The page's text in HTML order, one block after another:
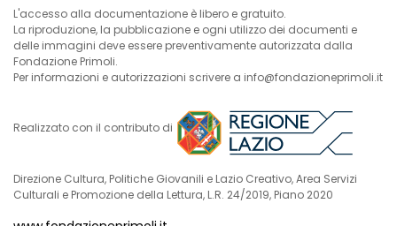
L'accesso alla documentazione è libero e gratuito.
La riproduzione, la pubblicazione e ogni utilizzo dei documenti e
delle immagini deve essere preventivamente autorizzata dalla
Fondazione Primoli.
Per informazioni e autorizzazioni scrivere a info@fondazioneprimoli.it
Realizzato con il contributo di
Direzione Cultura, Politiche Giovanili e Lazio Creativo, Area Servizi
Culturali e Promozione della Lettura, L.R. 24/2019, Piano 2020